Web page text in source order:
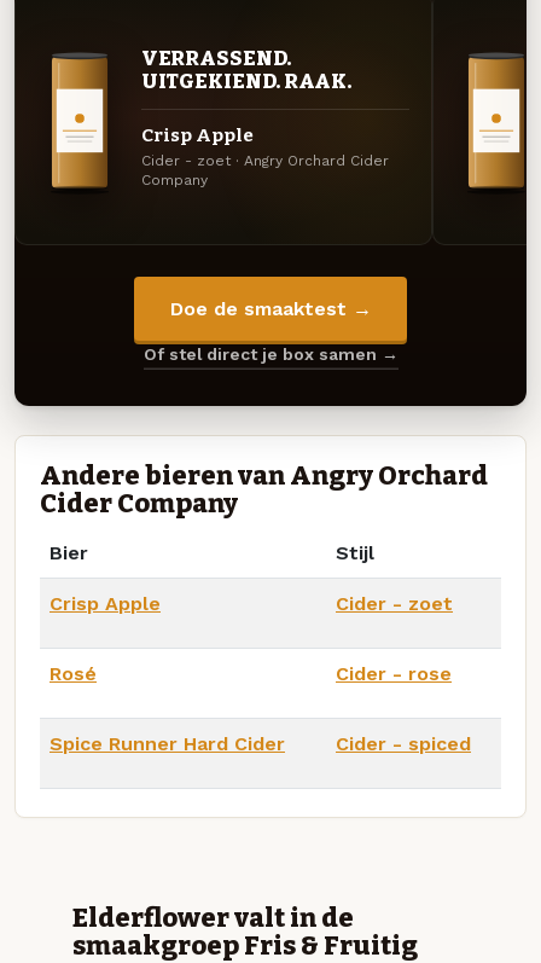
VERRASSEND.
UITGEKIEND. RAAK.
Crisp Apple
Cider - zoet · Angry Orchard Cider
Company
Doe de smaaktest →
Of stel direct je box samen →
Andere bieren van Angry Orchard
Cider Company
Bier Stijl
Crisp Apple Cider - zoet
Rosé Cider - rose
Spice Runner Hard Cider Cider - spiced
Elderflower valt in de
smaakgroep Fris & Fruitig